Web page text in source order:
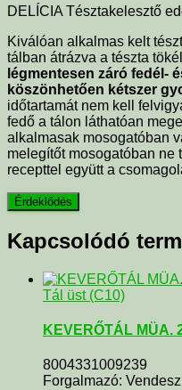
DELÍCIA Tésztakelesztő
Kiválóan alkalmas kelt
tálban átrázva a tészta
légmentesen záró fedél-
köszönhetően kétszer
időtartamát nem kell
fedő a tálon láthatóan
alkalmasak mosogatóban
melegítőt mosogatóban ne
recepttel együtt a
Kapcsolódó
Tál üst (C10)
KEVERŐTÁL MÜA.
8004331009239
Forgalmazó: